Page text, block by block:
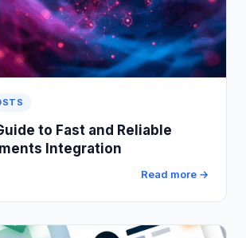
to Fast and Reliable
Integration
Read more →